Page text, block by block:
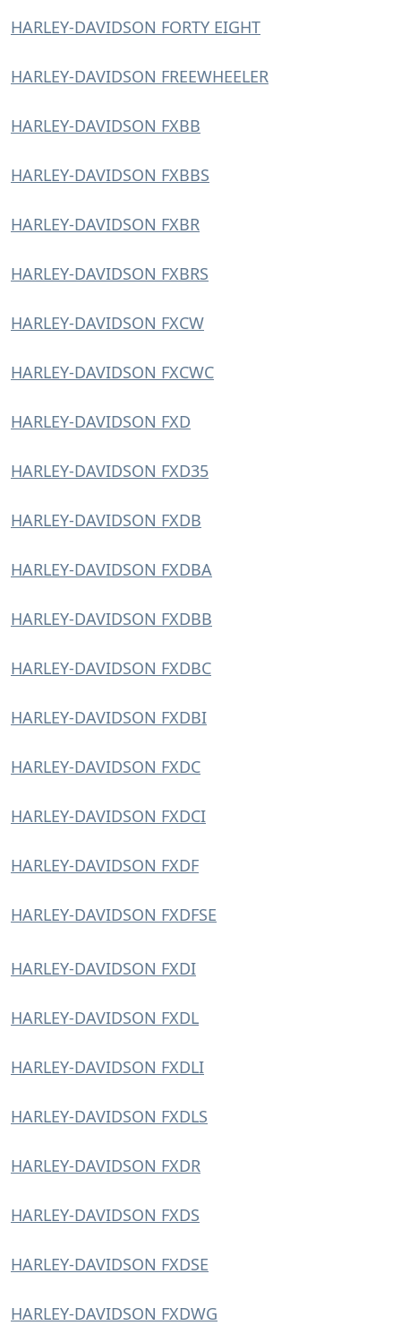
HARLEY-DAVIDSON FORTY EIGHT
HARLEY-DAVIDSON FREEWHEELER
HARLEY-DAVIDSON FXBB
HARLEY-DAVIDSON FXBBS
HARLEY-DAVIDSON FXBR
HARLEY-DAVIDSON FXBRS
HARLEY-DAVIDSON FXCW
HARLEY-DAVIDSON FXCWC
HARLEY-DAVIDSON FXD
HARLEY-DAVIDSON FXD35
HARLEY-DAVIDSON FXDB
HARLEY-DAVIDSON FXDBA
HARLEY-DAVIDSON FXDBB
HARLEY-DAVIDSON FXDBC
HARLEY-DAVIDSON FXDBI
HARLEY-DAVIDSON FXDC
HARLEY-DAVIDSON FXDCI
HARLEY-DAVIDSON FXDF
HARLEY-DAVIDSON FXDFSE
HARLEY-DAVIDSON FXDI
HARLEY-DAVIDSON FXDL
HARLEY-DAVIDSON FXDLI
HARLEY-DAVIDSON FXDLS
HARLEY-DAVIDSON FXDR
HARLEY-DAVIDSON FXDS
HARLEY-DAVIDSON FXDSE
HARLEY-DAVIDSON FXDWG